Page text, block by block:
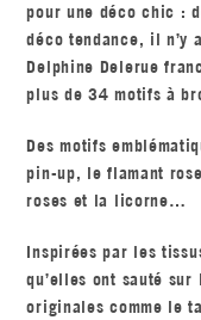
pour une déco chic :
déco tendance, il n’y
Delphine Delerue
plus de 34 motifs à
Des motifs
pin-up, le flamant
roses et la licorne…
Inspirées par les
qu’elles ont sauté sur
originales comme le